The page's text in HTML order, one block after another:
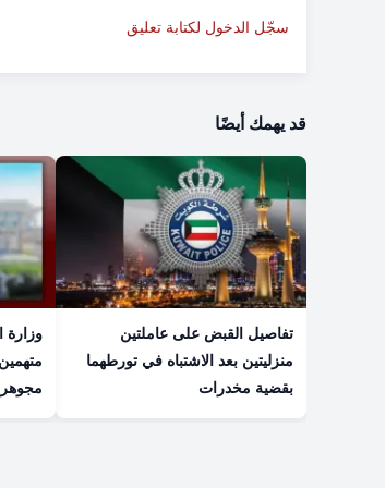
سجّل الدخول لكتابة تعليق
قد يهمك أيضًا
تفاصيل القبض على عاملتين
منزليتين بعد الاشتباه في تورطهما
بقضية مخدرات
وزارة